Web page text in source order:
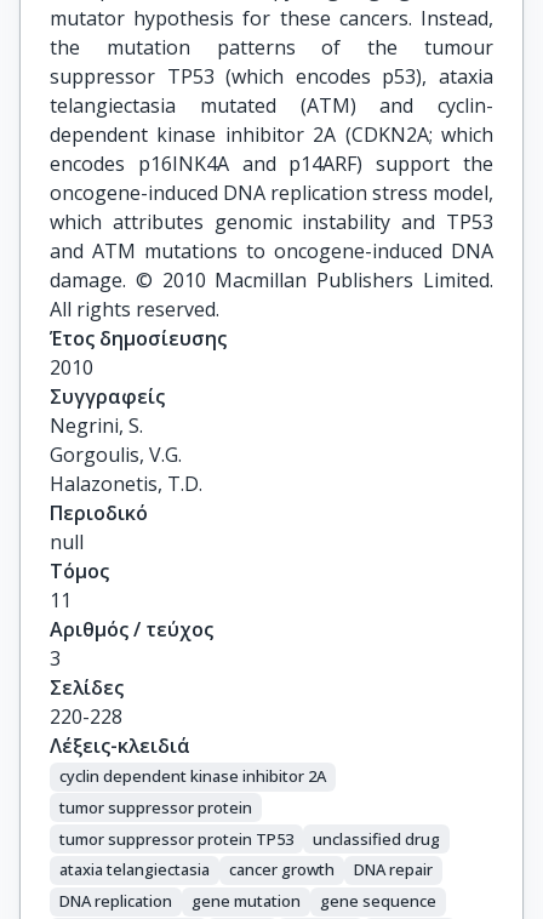
mutator hypothesis for these cancers. Instead,
the mutation patterns of the tumour
suppressor TP53 (which encodes p53), ataxia
telangiectasia mutated (ATM) and cyclin-
dependent kinase inhibitor 2A (CDKN2A; which
encodes p16INK4A and p14ARF) support the
oncogene-induced DNA replication stress model,
which attributes genomic instability and TP53
and ATM mutations to oncogene-induced DNA
damage. © 2010 Macmillan Publishers Limited.
All rights reserved.
Έτος δημοσίευσης
2010
Συγγραφείς
Negrini, S.
Gorgoulis, V.G.
Halazonetis, T.D.
Περιοδικό
null
Τόμος
11
Αριθμός / τεύχος
3
Σελίδες
220-228
Λέξεις-κλειδιά
cyclin dependent kinase inhibitor 2A
tumor suppressor protein
tumor suppressor protein TP53
unclassified drug
ataxia telangiectasia
cancer growth
DNA repair
DNA replication
gene mutation
gene sequence